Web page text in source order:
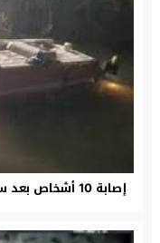
إصابة 10 أشخاص بعد سقوط سيارة بنك الدم في ترعة بالمنيا